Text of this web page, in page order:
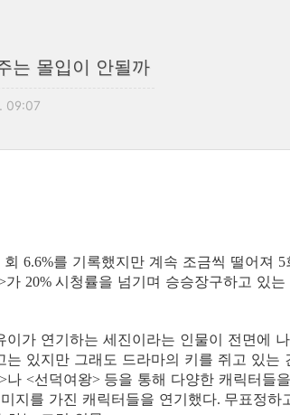
는 몰입이 안될까
09:07
회 6.6%를 기록했지만 계속 조금씩 떨어져 5
가 20% 시청률을 넘기며 승승장구하고 있
이가 연기하는 세진이라는 인물이 전면에
있지만 그래도 드라마의 키를 쥐고 있는
>나 <선덕여왕> 등을 통해 다양한 캐릭터들
지를 가진 캐릭터들을 연기했다. 무표정하